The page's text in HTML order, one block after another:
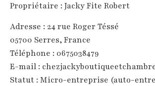
Propriétaire : Jacky Fite Robert
Adresse : 24 rue Roger Téssé
05700 Serres, France
Téléphone : 0675038479
E-mail :
Statut : Micro-entreprise (auto-